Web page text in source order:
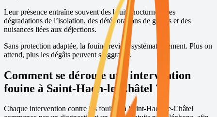
Leur présence entraîne souvent des bruits nocturnes, des
dégradations de l’isolation, des détériorations de gaines et des
nuisances liées aux déjections.
Sans protection adaptée, la fouine revient systématiquement. Plus on
attend, plus les dégâts peuvent s’aggraver.
Comment se déroule une intervention
fouine à Saint-Haon-le-Châtel ?
Chaque intervention contre les fouines àSaint-Haon-le-Châtel